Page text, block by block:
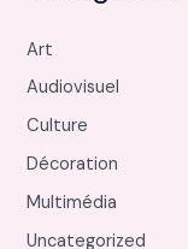
Art
Audiovisuel
Culture
Décoration
Multimédia
Uncategorized